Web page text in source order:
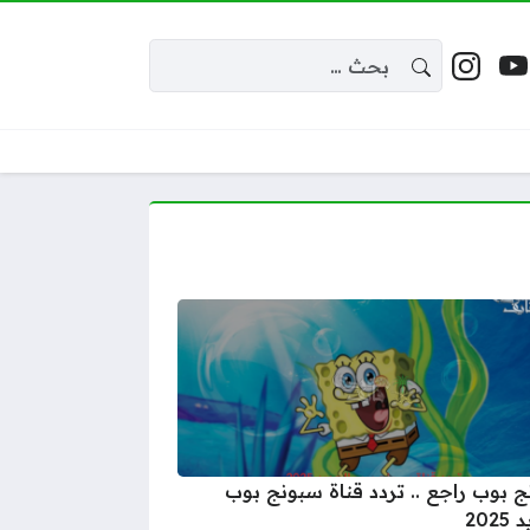
مواقع التواصل
إكس
يوتيوبإنستغرام
بوب راجع .. تردد قناة سبونج بوب